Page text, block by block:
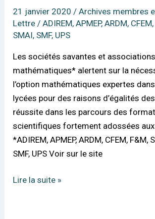
21 janvier 2020 /Archives membres
Lettre /ADIREM,APMEP,ARDM, CFEM,
SMAI, SMF, UPS
Les sociétés savantes et
mathématiques* alertent sur la
l’option mathématiques expertes
lycées pour des raisons d’égalités
réussite dans les parcours des
scientifiques fortement adossées
*ADIREM, APMEP, ARDM, CFEM, F&M,
SMF, UPS Voir sur le site
à
l’option
expertes
en
Terminale,
un
enjeu
d’équité
territoriale
Lire la suite »